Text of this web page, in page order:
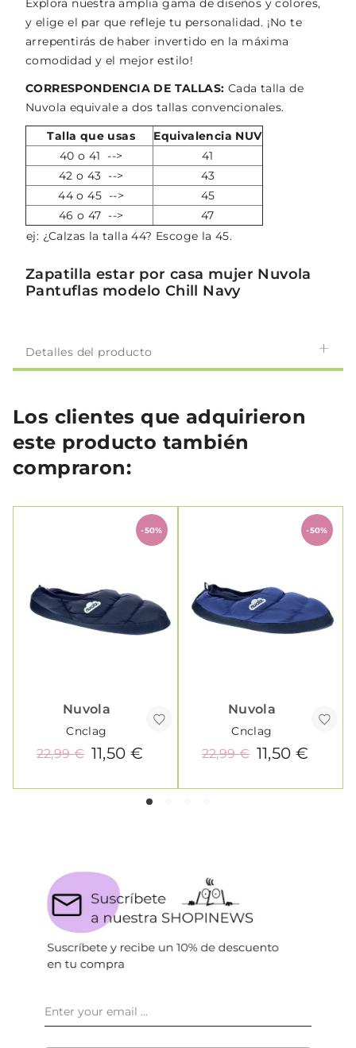
Explora nuestra amplia gama de diseños y colores,
y elige el par que refleje tu personalidad. ¡No te
arrepentirás de haber invertido en la máxima
comodidad y el mejor estilo!
CORRESPONDENCIA DE TALLAS: Cada talla de
Nuvola equivale a dos tallas convencionales.
Talla que usas
Equivalencia NUV
40 o 41 -->
41
42 o 43 -->
43
44 o 45 -->
45
46 o 47 -->
47
ej: ¿Calzas la talla 44? Escoge la 45.
Zapatilla estar por casa mujer Nuvola
Pantuflas modelo Chill Navy
Detalles del producto
Los clientes que adquirieron
este producto también
compraron:
-50%
Nuvola
Cnclag
11,50 €
22,99 €
-50%
Nuvola
Cnclag
11,50 €
22,99 €